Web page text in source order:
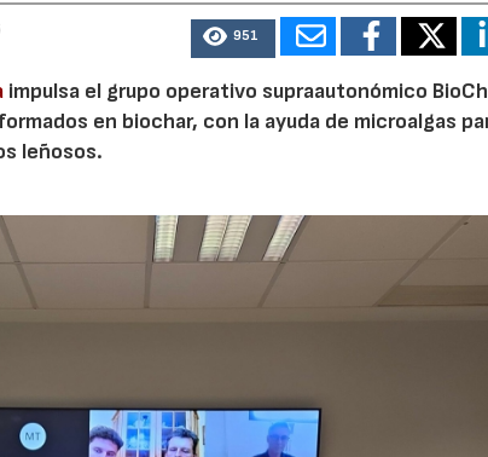
951
impulsa el grupo operativo supraautonómico
en biochar, con la ayuda de microalgas
leñosos.